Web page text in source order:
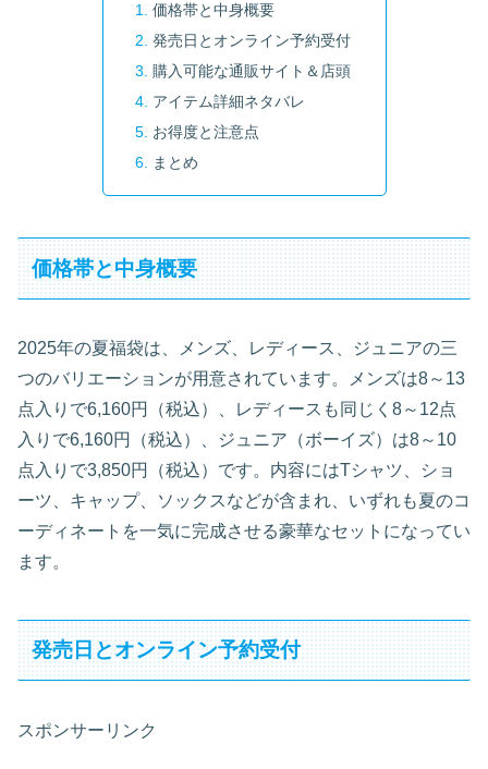
価格帯と中身概要
発売日とオンライン予約受付
購入可能な通販サイト＆店頭
アイテム詳細ネタバレ
お得度と注意点
まとめ
価格帯と中身概要
2025年の夏福袋は、メンズ、レディース、ジュニアの三
つのバリエーションが用意されています。メンズは8～13
点入りで6,160円（税込）、レディースも同じく8～12点
入りで6,160円（税込）、ジュニア（ボーイズ）は8～10
点入りで3,850円（税込）です。内容にはTシャツ、ショ
ーツ、キャップ、ソックスなどが含まれ、いずれも夏のコ
ーディネートを一気に完成させる豪華なセットになってい
ます。
発売日とオンライン予約受付
スポンサーリンク